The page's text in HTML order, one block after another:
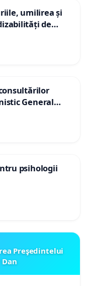
umilirea și
de
General
psihologii
Preşedintelui